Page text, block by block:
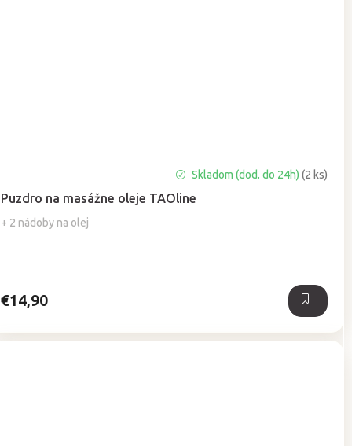
Puzdro na masážne oleje TAOline
+ 2 nádoby na olej
hodnotenie
produktu
je
Skladom (dod. do 24h)(2 ks)
€14,90